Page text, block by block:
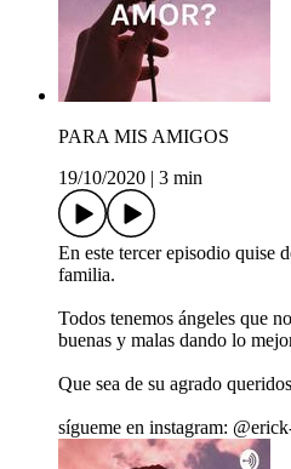
PARA MIS AMIGOS
19/10/2020
3 min
En este tercer episodio quise
familia.
Todos tenemos ángeles que
buenas y malas dando lo
Que sea de su agrado
sígueme en instagram: